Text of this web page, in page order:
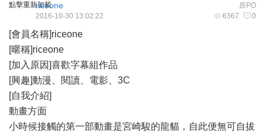
點擊重新加載 原PO
riceone
6367 0
2016-10-30 13:02:22
[會員名稱]riceone
[暱稱]riceone
[加入原因]喜歡字幕組作品
[興趣]動漫、閱讀、電影、3C
[自我介紹]
動畫方面
小時候接觸的第一部動畫是宮崎駿的龍貓，自此便無可自拔